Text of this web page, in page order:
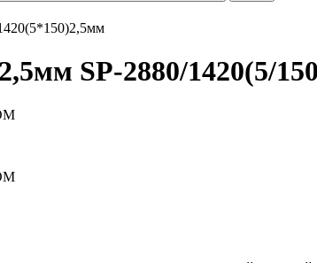
SP-2880/1420(5/